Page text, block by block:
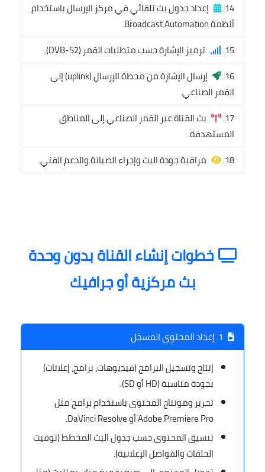
إعداد جدول بث تلقائي في مركز الإرسال باستخدام
أنظمة Broadcast Automation.
ترميز الإشارة حسب متطلبات القمر (DVB-S2).
إرسال الإشارة من محطة الإرسال (uplink) إلى
القمر الصناعي.
بث القناة عبر القمر الصناعي إلى المناطق
المستهدفة.
مراقبة جودة البث وإجراء الصيانة والدعم الفني.
خطوات إنشاء القناة بدون وحدة
بث مركزية أو جرافيك
1. إعداد المحتوى المسجّل
إنتاج وتسجيل البرامج (فيديوهات، برامج، إعلانات)
بجودة مناسبة (HD أو SD).
تحرير ومونتاج المحتوى باستخدام برامج مثل
Adobe Premiere Pro أو DaVinci Resolve.
تنسيق المحتوى حسب جدول البث المخطط (توقيت
الحلقات والفواصل الإعلانية).